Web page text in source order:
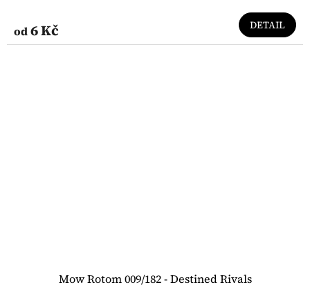
od6 Kč DETAIL
Mow Rotom 009/182 - Destined Rivals